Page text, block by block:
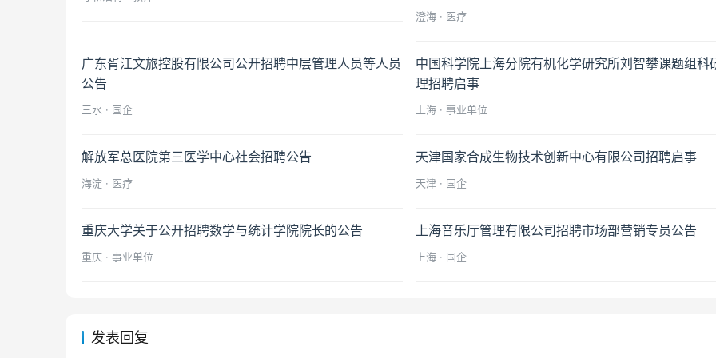
澄海 · 医疗
广东胥江文旅控股有限公司公开招聘中层管理人员等人员
公告
三水 · 国企
中国科学院上海分院有机化学研究所刘智攀课题组科
理招聘启事
上海 · 事业单位
解放军总医院第三医学中心社会招聘公告
海淀 · 医疗
天津国家合成生物技术创新中心有限公司招聘启事
天津 · 国企
重庆大学关于公开招聘数学与统计学院院长的公告
重庆 · 事业单位
上海音乐厅管理有限公司招聘市场部营销专员公告
上海 · 国企
发表回复